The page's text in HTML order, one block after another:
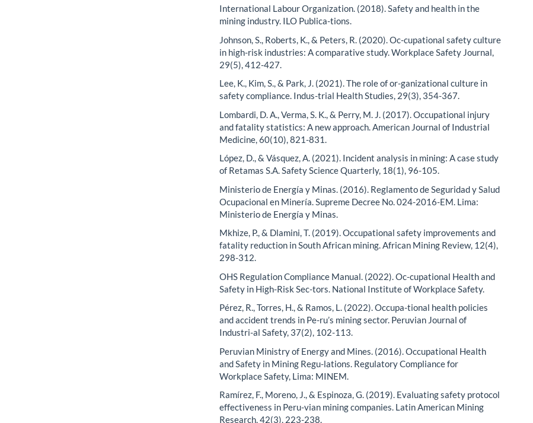
International Labour Organization. (2018). Safety and health in the
mining industry. ILO Publica-tions.
Johnson, S., Roberts, K., & Peters, R. (2020). Oc-cupational safety culture
in high-risk industries: A comparative study. Workplace Safety Journal,
29(5), 412-427.
Lee, K., Kim, S., & Park, J. (2021). The role of or-ganizational culture in
safety compliance. Indus-trial Health Studies, 29(3), 354-367.
Lombardi, D. A., Verma, S. K., & Perry, M. J. (2017). Occupational injury
and fatality statistics: A new approach. American Journal of Industrial
Medicine, 60(10), 821-831.
López, D., & Vásquez, A. (2021). Incident analysis in mining: A case study
of Retamas S.A. Safety Science Quarterly, 18(1), 96-105.
Ministerio de Energía y Minas. (2016). Reglamento de Seguridad y Salud
Ocupacional en Minería. Supreme Decree No. 024-2016-EM. Lima:
Ministerio de Energía y Minas.
Mkhize, P., & Dlamini, T. (2019). Occupational safety improvements and
fatality reduction in South African mining. African Mining Review, 12(4),
298-312.
OHS Regulation Compliance Manual. (2022). Oc-cupational Health and
Safety in High-Risk Sec-tors. National Institute of Workplace Safety.
Pérez, R., Torres, H., & Ramos, L. (2022). Occupa-tional health policies
and accident trends in Pe-ru’s mining sector. Peruvian Journal of
Industri-al Safety, 37(2), 102-113.
Peruvian Ministry of Energy and Mines. (2016). Occupational Health
and Safety in Mining Regu-lations. Regulatory Compliance for
Workplace Safety, Lima: MINEM.
Ramírez, F., Moreno, J., & Espinoza, G. (2019). Evaluating safety protocol
effectiveness in Peru-vian mining companies. Latin American Mining
Research, 42(3), 223-238.